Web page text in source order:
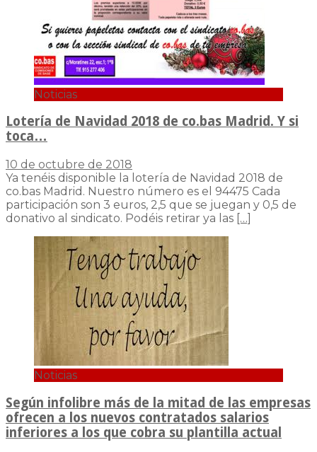
Noticias
Lotería de Navidad 2018 de co.bas Madrid. Y si
toca…
10 de octubre de 2018
Ya tenéis disponible la lotería de Navidad 2018 de
co.bas Madrid. Nuestro número es el 94475 Cada
participación son 3 euros, 2,5 que se juegan y 0,5 de
donativo al sindicato. Podéis retirar ya las […]
Noticias
Según infolibre más de la mitad de las empresas
ofrecen a los nuevos contratados salarios
inferiores a los que cobra su plantilla actual